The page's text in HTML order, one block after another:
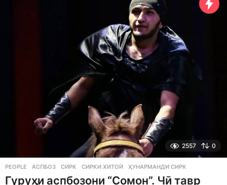
2557 0
PEOPLE АСПБОЗ ,СИРК ,СИРКИ ХИТОЙ ,ҲУНАРМАНДИ СИРК
Гуруҳи аспбозони “Сомон”. Чӣ тавр